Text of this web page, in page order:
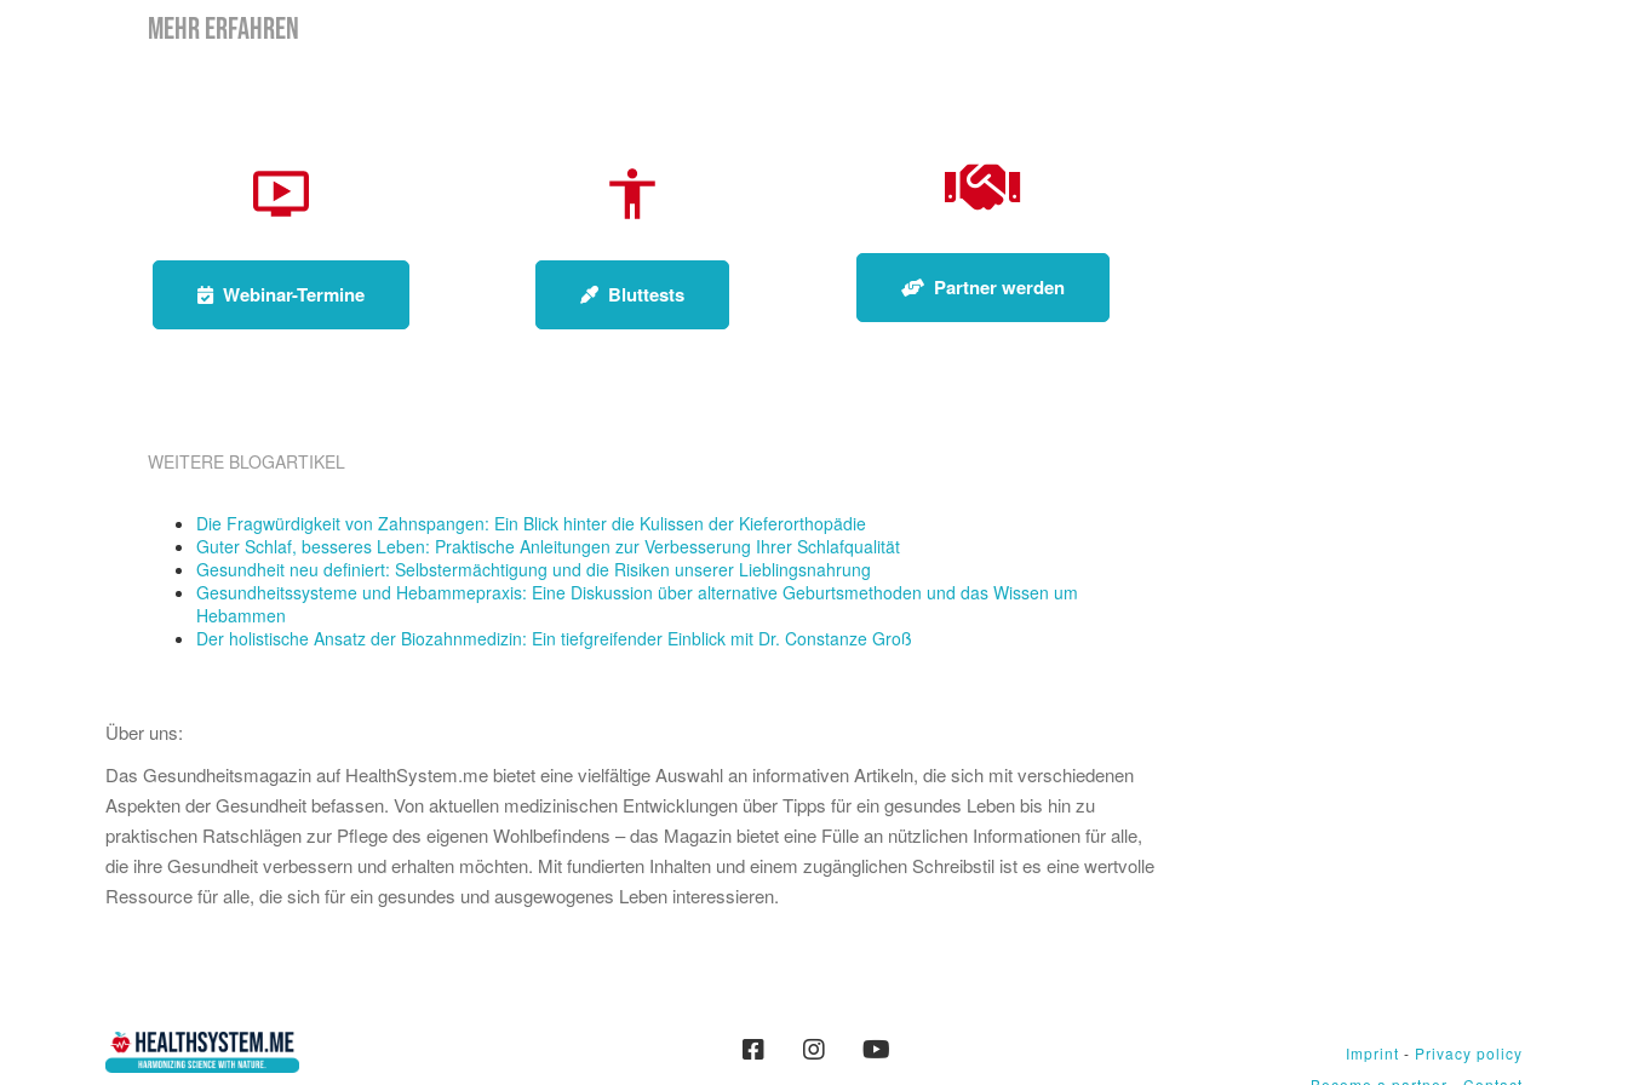
MEHR ERFAHREN
Webinar-Termine Bluttests Partner werden
WEITERE BLOGARTIKEL
Die Fragwürdigkeit von Zahnspangen: Ein Blick hinter die Kulissen der Kieferorthopädie
Guter Schlaf, besseres Leben: Praktische Anleitungen zur Verbesserung Ihrer Schlafqualität
Gesundheit neu definiert: Selbstermächtigung und die Risiken unserer Lieblingsnahrung
Gesundheitssysteme und Hebammepraxis: Eine Diskussion über alternative Geburtsmethoden und das Wissen um
Hebammen
Der holistische Ansatz der Biozahnmedizin: Ein tiefgreifender Einblick mit Dr. Constanze Groß
Über uns:
Das Gesundheitsmagazin auf HealthSystem.me bietet eine vielfältige Auswahl an informativen Artikeln, die sich mit verschiedenen
Aspekten der Gesundheit befassen. Von aktuellen medizinischen Entwicklungen über Tipps für ein gesundes Leben bis hin zu
praktischen Ratschlägen zur Pflege des eigenen Wohlbefindens – das Magazin bietet eine Fülle an nützlichen Informationen für alle,
die ihre Gesundheit verbessern und erhalten möchten. Mit fundierten Inhalten und einem zugänglichen Schreibstil ist es eine wertvolle
Ressource für alle, die sich für ein gesundes und ausgewogenes Leben interessieren.
Imprint - Privacy policy